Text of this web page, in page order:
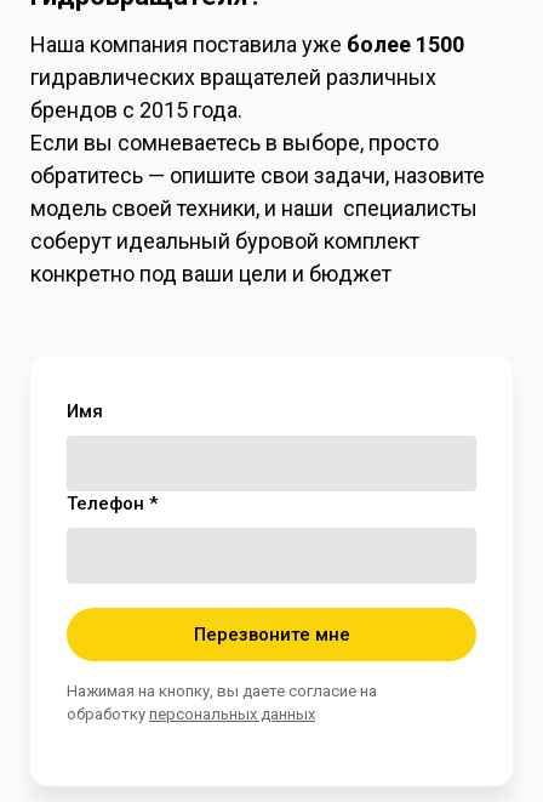
Наша компания поставила уже более 1500
гидравлических вращателей различных
брендов с 2015 года.
Если вы сомневаетесь в выборе, просто
обратитесь — опишите свои задачи, назовите
модель своей техники, и наши специалисты
соберут идеальный буровой комплект
конкретно под ваши цели и бюджет
Имя
Телефон *
Перезвоните мне
Нажимая на кнопку, вы даете согласие на
обработку персональных данных